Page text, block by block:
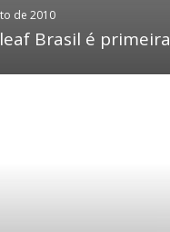
de 2010
Brasil é